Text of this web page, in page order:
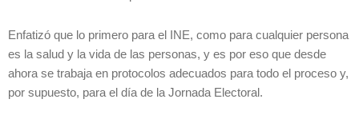
Enfatizó que lo primero para el INE, como para cualquier persona
es la salud y la vida de las personas, y es por eso que desde
ahora se trabaja en protocolos adecuados para todo el proceso y,
por supuesto, para el día de la Jornada Electoral.